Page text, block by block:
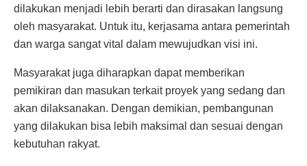
dilakukan menjadi lebih berarti dan dirasakan langsung
oleh masyarakat. Untuk itu, kerjasama antara pemerintah
dan warga sangat vital dalam mewujudkan visi ini.
Masyarakat juga diharapkan dapat memberikan
pemikiran dan masukan terkait proyek yang sedang dan
akan dilaksanakan. Dengan demikian, pembangunan
yang dilakukan bisa lebih maksimal dan sesuai dengan
kebutuhan rakyat.